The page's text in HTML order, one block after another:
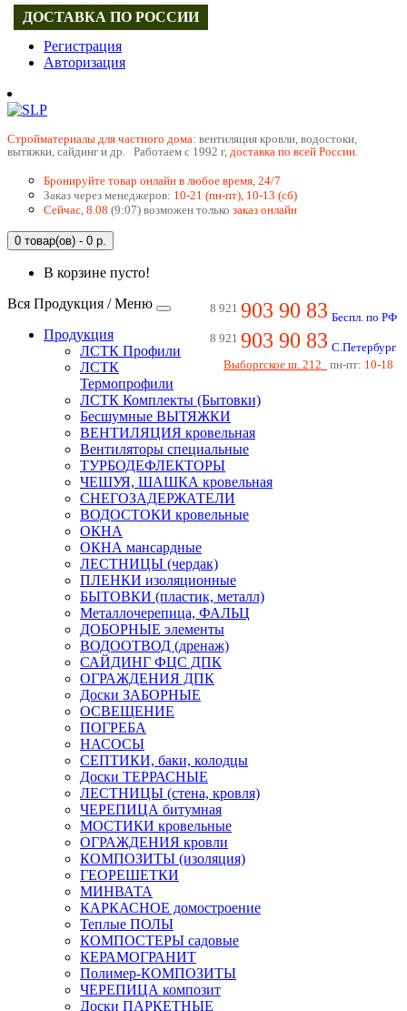
Регистрация
Авторизация
Cтройматериалы для частного дома: вентиляция кровли, водостоки,
вытяжки, сайдинг и др. Работаем с 1992 г, доставка по всей России.
Бронируйте товар онлайн в любое время, 24/7
Заказ через менеджеров: 10-21 (пн-пт), 10-13 (сб)
Сейчас, 8.08 (9:07) возможен только заказ онлайн
0 товар(ов) - 0 р.
В корзине пусто!
8 921 903 90 83 Беспл. по РФ
8 921 903 90 83 С.Петербург
Выборгское ш. 212
пн-пт: 10-18
Вся Продукция / Меню
Продукция
ЛСТК Профили
ЛСТК
Термопрофили
ЛСТК Комплекты (Бытовки)
Бесшумные ВЫТЯЖКИ
ВЕНТИЛЯЦИЯ кровельная
Вентиляторы специальные
ТУРБОДЕФЛЕКТОРЫ
ЧЕШУЯ, ШАШКА кровельная
СНЕГОЗАДЕРЖАТЕЛИ
ВОДОСТОКИ кровельные
ОКНА
ОКНА мансардные
ЛЕСТНИЦЫ (чердак)
ПЛЕНКИ изоляционные
БЫТОВКИ (пластик, металл)
Металлочерепица, ФАЛЬЦ
ДОБОРНЫЕ элементы
ВОДООТВОД (дренаж)
САЙДИНГ ФЦС ДПК
ОГРАЖДЕНИЯ ДПК
Доски ЗАБОРНЫЕ
ОСВЕЩЕНИЕ
ПОГРЕБА
НАСОСЫ
СЕПТИКИ, баки, колодцы
Доски ТЕРРАСНЫЕ
ЛЕСТНИЦЫ (стена, кровля)
ЧЕРЕПИЦА битумная
МОСТИКИ кровельные
ОГРАЖДЕНИЯ кровли
КОМПОЗИТЫ (изоляция)
ГЕОРЕШЕТКИ
МИНВАТА
КАРКАСНОЕ домостроение
Теплые ПОЛЫ
КОМПОСТЕРЫ садовые
КЕРАМОГРАНИТ
Полимер-КОМПОЗИТЫ
ЧЕРЕПИЦА композит
Доски ПАРКЕТНЫЕ
ДОСТАВКА ПО РОССИИ